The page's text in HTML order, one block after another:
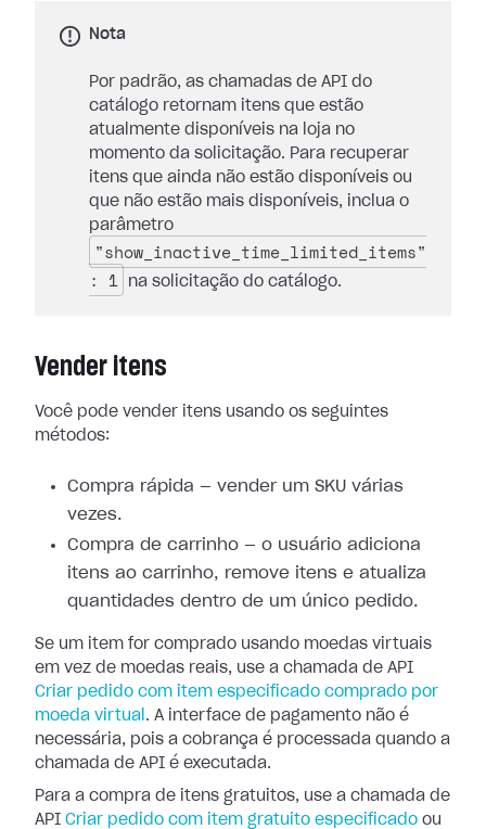
Nota
Por padrão, as chamadas de API do
catálogo retornam itens que estão
atualmente disponíveis na loja no
momento da solicitação. Para recuperar
itens que ainda não estão disponíveis ou
que não estão mais disponíveis, inclua o
parâmetro
"show_inactive_time_limited_items"
: 1
na solicitação do catálogo.
Vender itens
Você pode vender itens usando os seguintes
métodos:
Compra rápida — vender um SKU várias
vezes.
Compra de carrinho — o usuário adiciona
itens ao carrinho, remove itens e atualiza
quantidades dentro de um único pedido.
Se um item for comprado usando moedas virtuais
em vez de moedas reais, use a chamada de API
Criar pedido com item especificado comprado por
moeda virtual . A interface de pagamento não é
necessária, pois a cobrança é processada quando a
chamada de API é executada.
Para a compra de itens gratuitos, use a chamada de
API Criar pedido com item gratuito especificado ou